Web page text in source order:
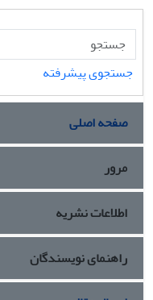
جستجوی پیشرفته
صفحه اصلی
مرور
اطلاعات نشریه
راهنمای نویسندگان